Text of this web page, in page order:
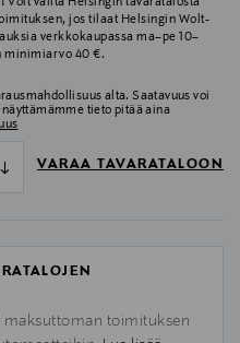
jos tilaat Helsingin Wolt-
verkkokaupassa ma–pe 10–
minimiarvo 40 €.
alta. Saatavuus voi
tieto pitää aina
VARAA TAVARATALOON
maksuttoman toimituksen